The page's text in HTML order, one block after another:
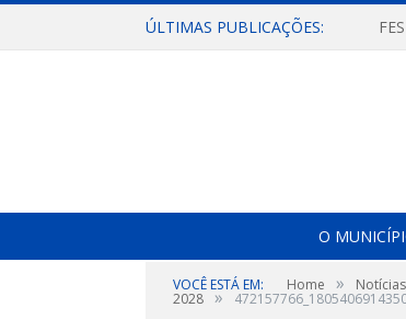
ÚLTIMAS PUBLICAÇÕES:
O
VOCÊ ESTÁ EM: Home » Notícias
2028 »